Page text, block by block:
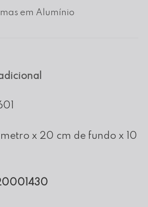
em Alumínio
x 20 cm de fundo x 10